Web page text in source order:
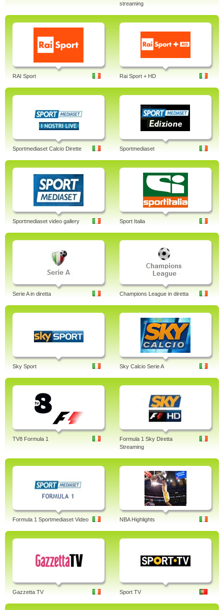
streaming
RAI Sport Rai Sport + HD
Sportmediaset Calcio Dirette Sportmediaset
Sportmediaset video gallery Sport Italia
Serie A in diretta Champions League in diretta
Sky Sport Sky Calcio Serie A
TV8 Formula 1
Formula 1 Sky Diretta
Streaming
Formula 1 Sportmediaset Video NBA Highlights
Gazzetta TV Sport TV